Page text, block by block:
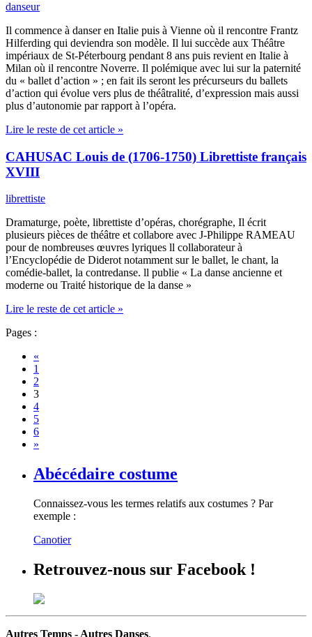
danseur
Il commence à danser en Italie puis à Vienne où il rencontre Frantz
Hilferding qui deviendra son modèle. Il lui succède aux Théâtre
impériaux de St-Péterbourg pendant 8 ans puis revient en Italie à
Milan où il rencontre Noverre. Il polémique avec lui sur la paternité
du « ballet d’action » ; en fait ils seront les précurseurs du ballets
d’action qui évolue vers plus de théâtralité, d’expression mais aussi
plus d’autonomie par rapport à l’opéra.
Lire le reste de cet article »
CAHUSAC Louis de (1706-1750) Librettiste français
XVIII
librettiste
Dramaturge, poète, librettiste d’opéras, chorégraphe, Il écrit
plusieurs pièces de théâtre et collabore avec J-Philippe RAMEAU
pour de nombreuses œuvres lyriques ll collaborateur à
l’Encyclopédie de Diderot notamment sur le ballet, le chant, la
comédie-ballet, la contredanse. ll publie « La danse ancienne et
moderne ou Traité historique de la danse »
Lire le reste de cet article »
Pages :
«
1
2
3
4
5
6
»
Abécédaire costume
Connaissez-vous les termes relatifs aux costumes ? Par
exemple :
Canotier
Retrouvez-nous sur Facebook !
Autres Temps - Autres Danses.